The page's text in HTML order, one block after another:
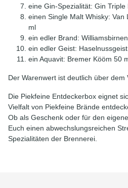
eine Gin-Spezialität: Gin
einen Single Malt Whisky:
ml
ein edler Brand:
ein edler Geist:
ein Aquavit: Bremer Kööm 50
Der Warenwert ist deutlich über dem
Die Piekfeine Entdeckerbox eignet
Vielfalt von Piekfeine Brände
Ob als Geschenk oder für den
Euch einen abwechslungsreichen
Spezialitäten der Brennerei.